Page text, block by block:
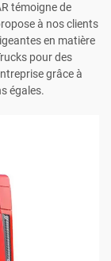
témoigne de
à nos clients
en matière
pour des
grâce à
égales.